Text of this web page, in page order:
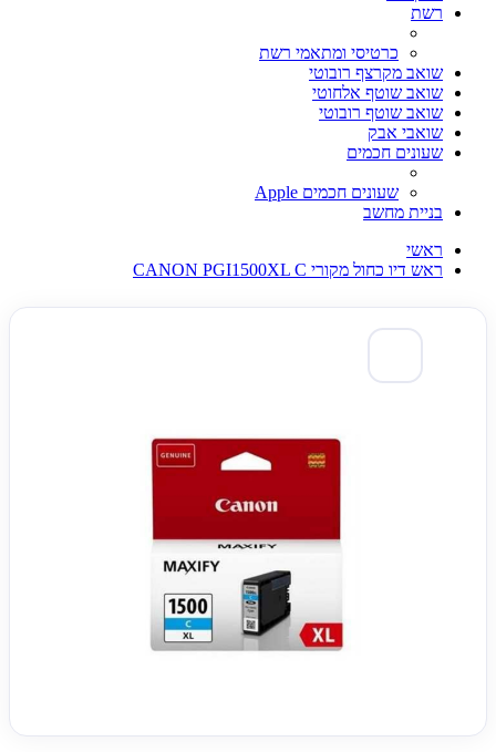
רשת
כרטיסי ומתאמי רשת
שואב מקרצף רובוטי
שואב שוטף אלחוטי
שואב שוטף רובוטי
שואבי אבק
שעונים חכמים
שעונים חכמים Apple
בניית מחשב
ראשי
ראש דיו כחול מקורי CANON PGI1500XL C